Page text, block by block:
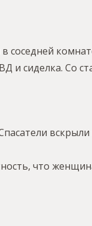
соседней
и сиделка. Со
что